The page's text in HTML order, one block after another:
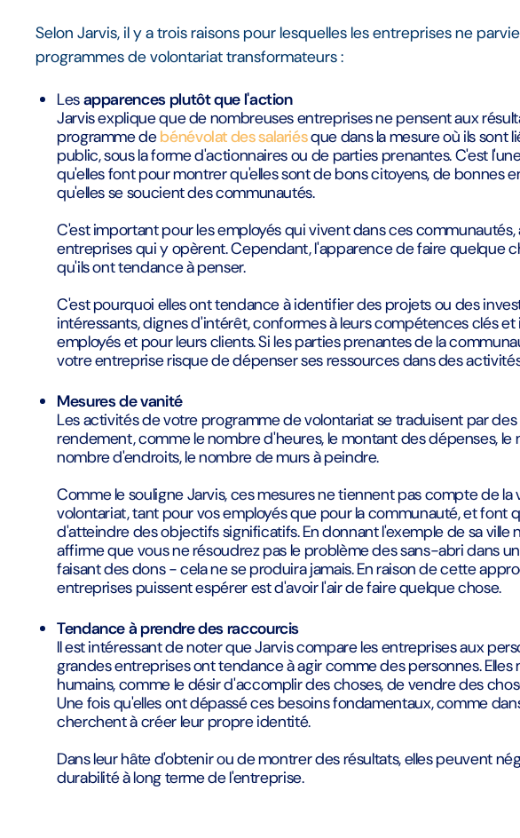
Selon Jarvis, il y a trois raisons pour lesquelles les entreprises ne
programmes de volontariat transformateurs :
Lesapparences plutôt que l'action
Jarvis explique que de nombreuses entreprises ne pensent aux
programme debénévolat des salariésque dans la mesure où ils sont
public, sous la forme d'actionnaires ou de parties prenantes. C'est
qu'elles font pour montrer qu'elles sont de bons citoyens, de bonnes
qu'elles se soucient des communautés.
C'est important pour les employés qui vivent dans ces communautés,
entreprises qui y opèrent. Cependant, l'apparence de faire quelque
qu'ils ont tendance à penser.
C'est pourquoi elles ont tendance à identifier des projets ou des
intéressants, dignes d'intérêt, conformes à leurs compétences clés
employés et pour leurs clients. Si les parties prenantes de la
votre entreprise risque de dépenser ses ressources dans des
Mesures de vanité
Les activités de votre programme de volontariat se traduisent par des
rendement, comme le nombre d'heures, le montant des dépenses, le
nombre d'endroits, le nombre de murs à peindre.
Comme le souligne Jarvis, ces mesures ne tiennent pas compte de
volontariat, tant pour vos employés que pour la communauté, et font
d'atteindre des objectifs significatifs. En donnant l'exemple de sa ville
affirme que vous ne résoudrez pas le problème des sans-abri dans
faisant des dons - cela ne se produira jamais. En raison de cette
entreprises puissent espérer est d'avoir l'air de faire quelque chose.
Tendance à prendre des raccourcis
Il est intéressant de noter que Jarvis compare les entreprises aux
grandes entreprises ont tendance à agir comme des personnes.
humains, comme le désir d'accomplir des choses, de vendre des
Une fois qu'elles ont dépassé ces besoins fondamentaux, comme
cherchent à créer leur propre identité.
Dans leur hâte d'obtenir ou de montrer des résultats, elles peuvent
durabilité à long terme de l'entreprise.